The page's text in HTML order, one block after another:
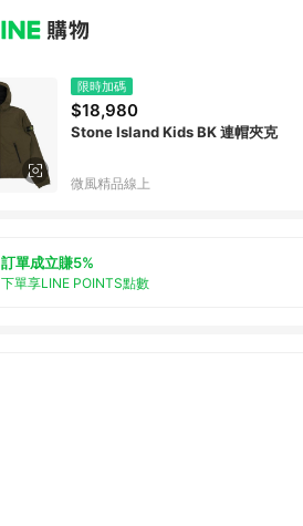
限時加碼
$18,980
Stone Island Kids BK 連帽夾克
微風精品線上
訂單成立賺5%
下單享LINE POINTS點數